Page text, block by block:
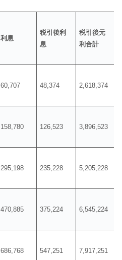
利息
税引後利
息
税引後元
利合計
60,707 48,374 2,618,374
158,780 126,523 3,896,523
295,198 235,228 5,205,228
470,885 375,224 6,545,224
686,768 547,251 7,917,251